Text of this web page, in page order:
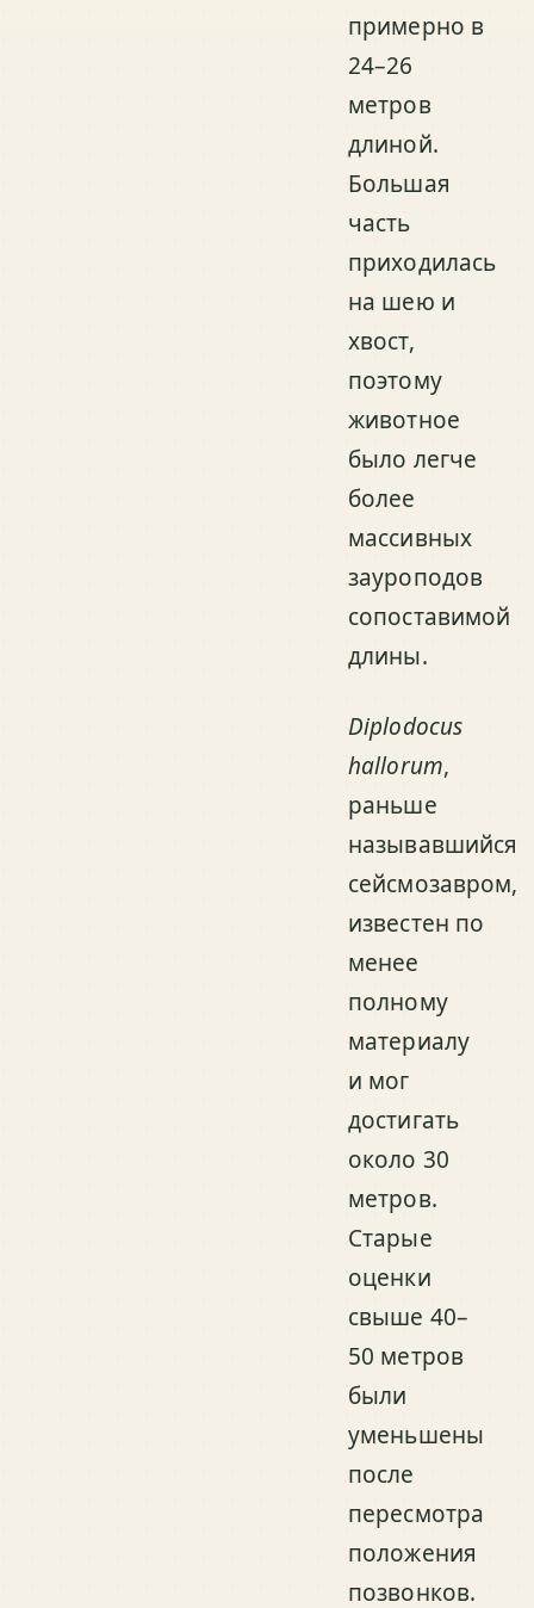
примерно в
24–26
метров
длиной.
Большая
часть
приходилась
на шею и
хвост,
поэтому
животное
было легче
более
массивных
зауроподов
сопоставимой
длины.
Diplodocus
hallorum,
раньше
называвшийся
сейсмозавром,
известен по
менее
полному
материалу
и мог
достигать
около 30
метров.
Старые
оценки
свыше 40–
50 метров
были
уменьшены
после
пересмотра
положения
позвонков.